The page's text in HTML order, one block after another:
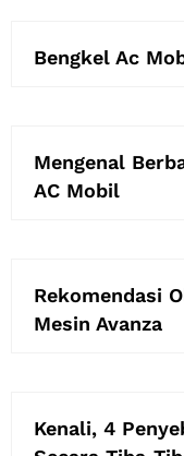
Bengkel Ac
Mengenal
AC Mobil
Rekomendasi
Mesin Avanza
Kenali, 4